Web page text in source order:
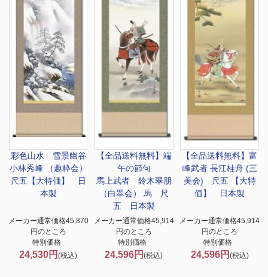
彩色山水 雪景幽谷
小林秀峰 （趣粋会）
尺五【大特価】 日
本製
メーカー通常価格45,870
円のところ
特別価格
24,530円(税込)
【全品送料無料】端
午の節句
馬上武者 鈴木翠朋
（白翠会） 馬 尺
五 日本製
メーカー通常価格45,914
円のところ
特別価格
24,596円(税込)
【全品送料無料】富
峰武者 長江桂舟 (三
美会) 尺五 【大特
価】 日本製
メーカー通常価格45,914
円のところ
特別価格
24,596円 (税込)